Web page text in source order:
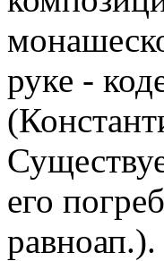
руке -
его
равноап.).